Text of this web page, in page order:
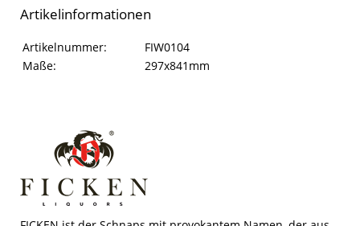
Artikelinformationen
Artikelinformationen
Eigenschaft Wert
Artikelnummer:
FIW0104
Maße:
297x841mm